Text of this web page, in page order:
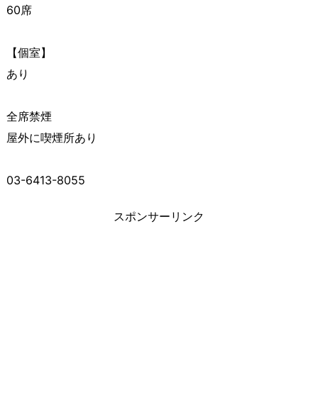
60席
【個室】
あり
全席禁煙
屋外に喫煙所あり
03-6413-8055
スポンサーリンク